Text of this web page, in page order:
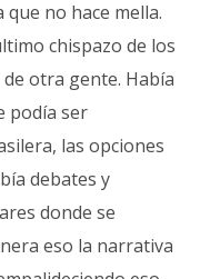
no hace mella.
chispazo de los
otra gente. Había
podía ser
las opciones
debates y
donde se
eso la narrativa